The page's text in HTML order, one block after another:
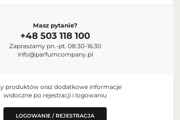
Masz pytanie?
+48 503 118 100
Zapraszamy pn.-pt. 08:30-16:30
info@parfumcompany.pl
produktów oraz dodatkowe informacje
widoczne po rejestracji i logowaniu
LOGOWANIE / REJESTRACJA